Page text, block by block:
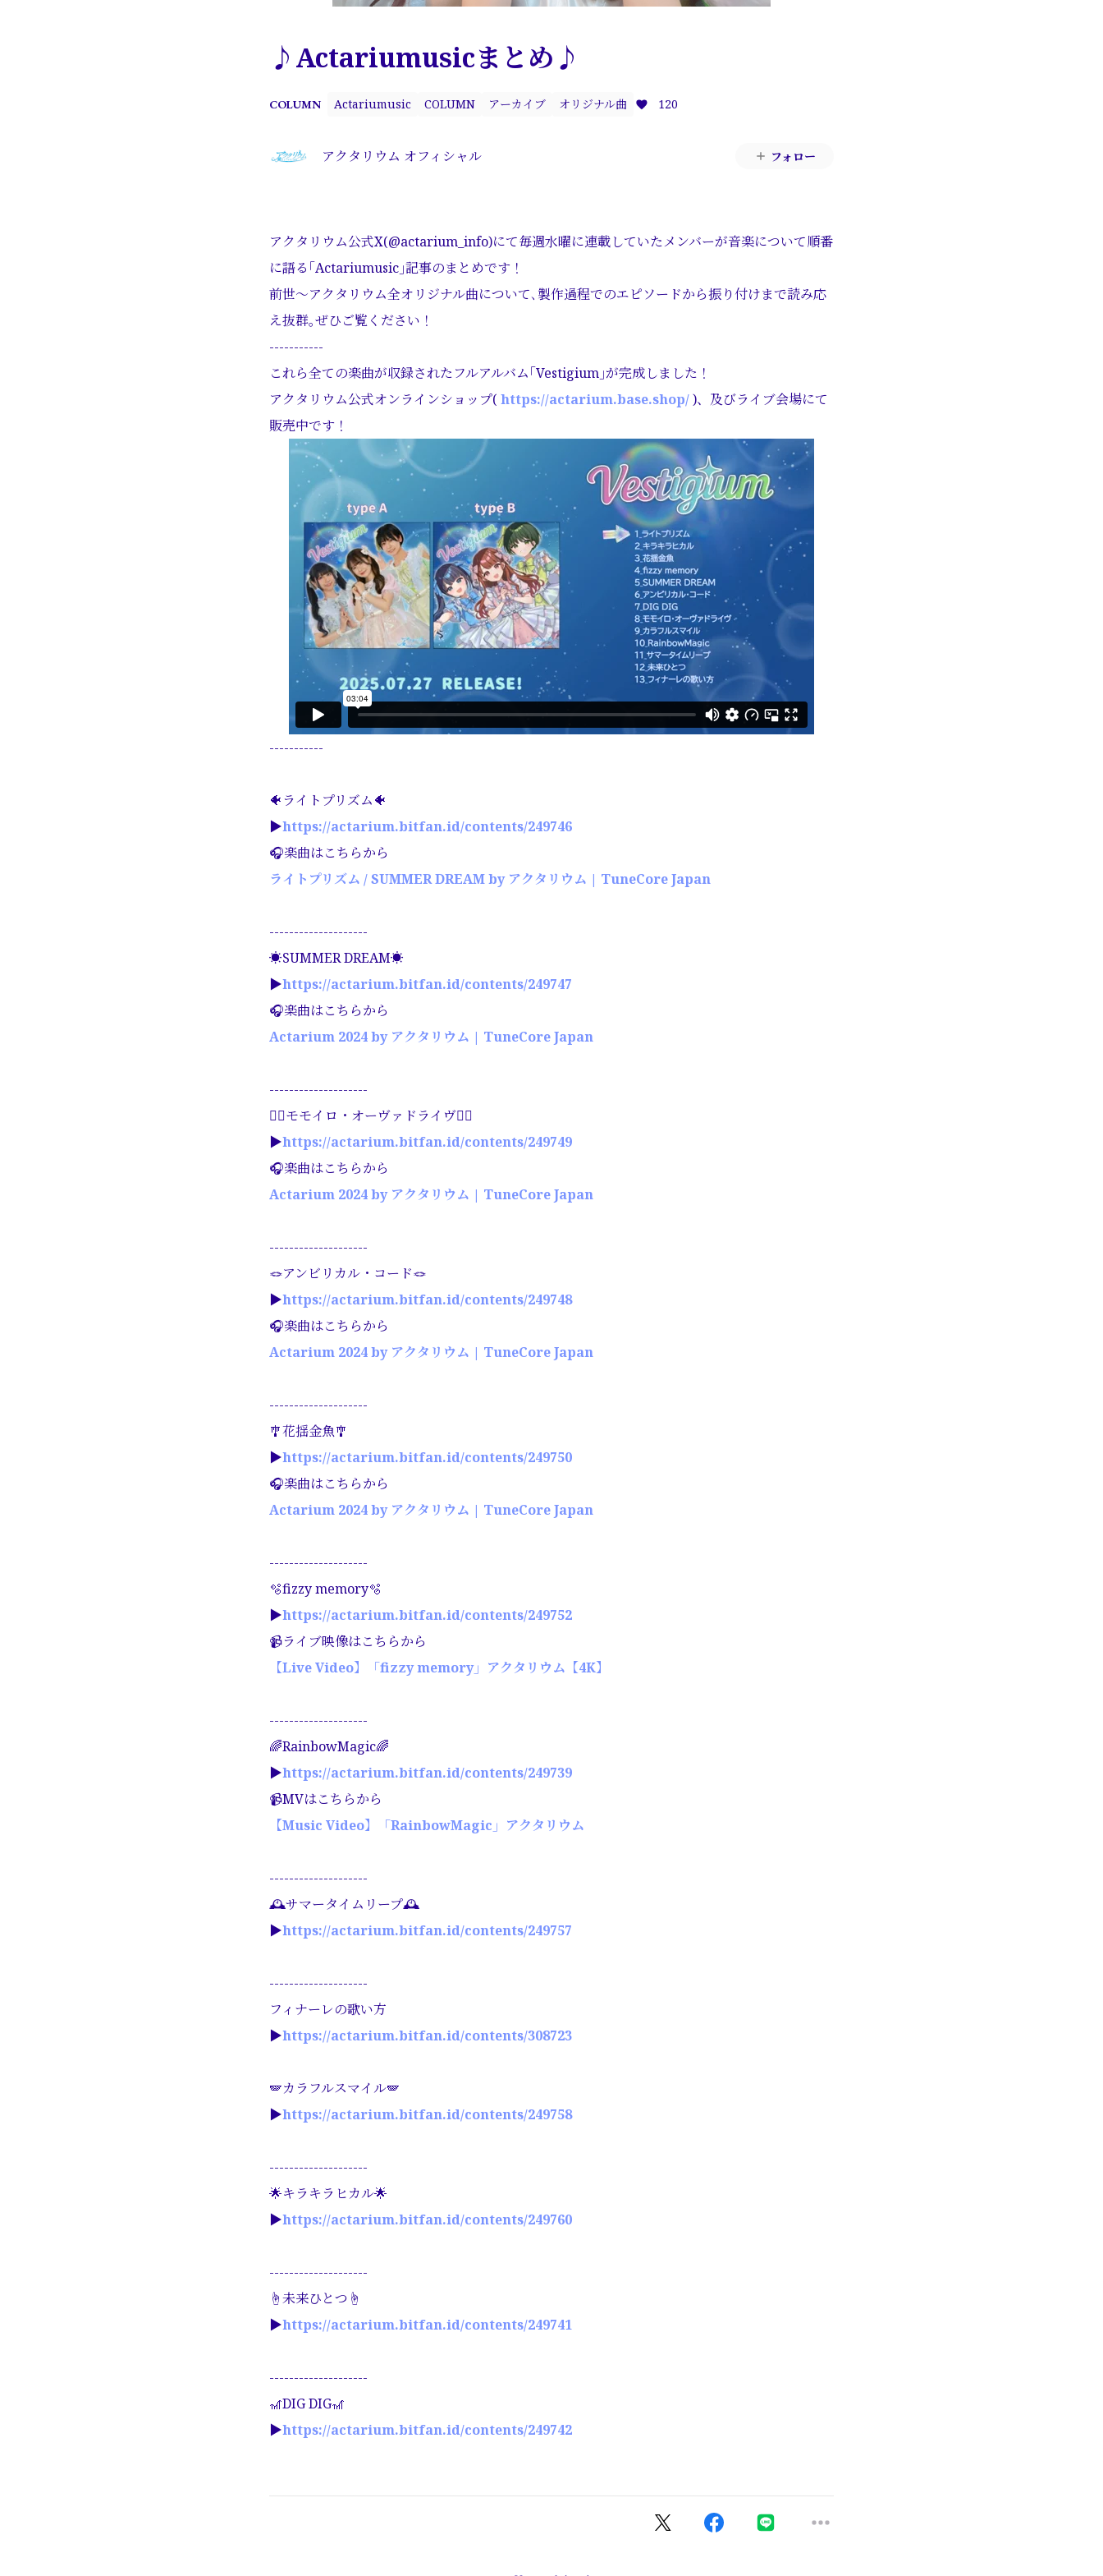
♪Actariumusicまとめ♪
COLUMN Actariumusic COLUMN アーカイブ オリジナル曲 120
アクタリウム オフィシャル フォロー
アクタリウム公式X(@actarium_info)にて毎週水曜に連載していたメンバーが音楽について順番
に語る｢Actariumusic｣記事のまとめです！
前世〜アクタリウム全オリジナル曲について､製作過程でのエピソードから振り付けまで読み応
え抜群｡ぜひご覧ください！
-----------
これら全ての楽曲が収録されたフルアルバム｢Vestigium｣が完成しました！
アクタリウム公式オンラインショップ( https://actarium.base.shop/)、及びライブ会場にて
販売中です！
-----------
🐠ライトプリズム🐠
▶︎https://actarium.bitfan.id/contents/249746
🎧楽曲はこちらから
ライトプリズム / SUMMER DREAM by アクタリウム | TuneCore Japan
--------------------
☀️SUMMER DREAM☀️
▶︎https://actarium.bitfan.id/contents/249747
🎧楽曲はこちらから
Actarium 2024 by アクタリウム | TuneCore Japan
--------------------
🧜‍♀️モモイロ・オーヴァドライヴ🧜‍♀️
▶︎https://actarium.bitfan.id/contents/249749
🎧楽曲はこちらから
Actarium 2024 by アクタリウム | TuneCore Japan
--------------------
🪢アンビリカル・コード🪢
▶︎https://actarium.bitfan.id/contents/249748
🎧楽曲はこちらから
Actarium 2024 by アクタリウム | TuneCore Japan
--------------------
🎐花揺金魚🎐
▶︎https://actarium.bitfan.id/contents/249750
🎧楽曲はこちらから
Actarium 2024 by アクタリウム | TuneCore Japan
--------------------
🫧fizzy memory🫧
▶︎https://actarium.bitfan.id/contents/249752
📹ライブ映像はこちらから
【Live Video】「fizzy memory」アクタリウム【4K】
--------------------
🌈RainbowMagic🌈
▶︎https://actarium.bitfan.id/contents/249739
📹MVはこちらから
【Music Video】「RainbowMagic」アクタリウム
--------------------
🕰️サマータイムリープ🕰️
▶︎https://actarium.bitfan.id/contents/249757
--------------------
フィナーレの歌い方
▶︎https://actarium.bitfan.id/contents/308723
🪽カラフルスマイル🪽
▶︎https://actarium.bitfan.id/contents/249758
--------------------
🌟キラキラヒカル🌟
▶︎https://actarium.bitfan.id/contents/249760
--------------------
☝️未来ひとつ☝️
▶︎https://actarium.bitfan.id/contents/249741
--------------------
🎢DIG DIG🎢
▶︎https://actarium.bitfan.id/contents/249742